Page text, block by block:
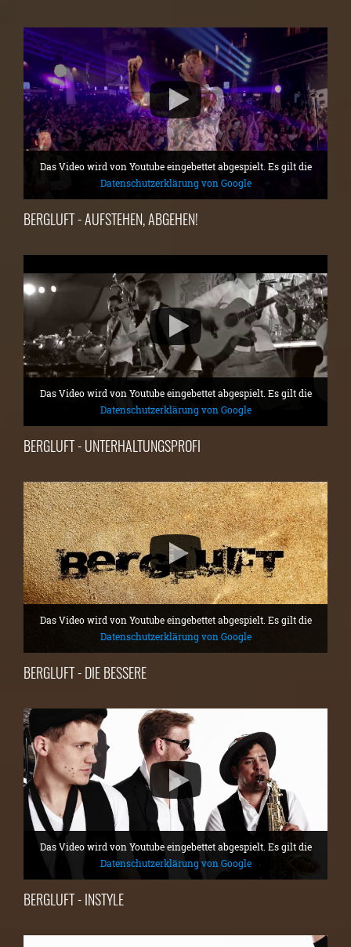
Das Video wird von Youtube eingebettet abgespielt. Es gilt die
Datenschutzerklärung von Google
BERGLUFT - AUFSTEHEN, ABGEHEN!
Das Video wird von Youtube eingebettet abgespielt. Es gilt die
Datenschutzerklärung von Google
BERGLUFT - UNTERHALTUNGSPROFI
Das Video wird von Youtube eingebettet abgespielt. Es gilt die
Datenschutzerklärung von Google
BERGLUFT - DIE BESSERE
Das Video wird von Youtube eingebettet abgespielt. Es gilt die
Datenschutzerklärung von Google
BERGLUFT - INSTYLE